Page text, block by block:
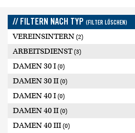
// FILTERN NACH TYP (FILTER LÖSCHEN)
VEREINSINTERN (2)
ARBEITSDIENST(3)
DAMEN 30 I (0)
DAMEN 30 II (0)
DAMEN 40 I (0)
DAMEN 40 II (0)
DAMEN 40 III (0)